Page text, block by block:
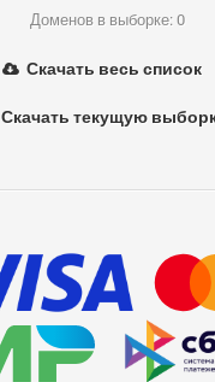
Доменов в выборке: 0
Скачать весь список
Скачать текущую